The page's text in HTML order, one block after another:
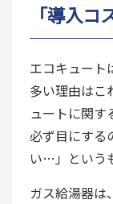
「導入
エコキュー
多い理由はこ
ュートに関す
必ず目にする
い…」という
ガス給湯器は